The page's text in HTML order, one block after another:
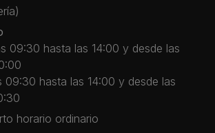
09:30 hasta las 14:00 y desde las
09:30 hasta las 14:00 y desde las
horario ordinario